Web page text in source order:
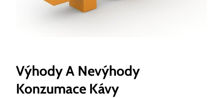
Výhody A Nevýhody
Konzumace Kávy